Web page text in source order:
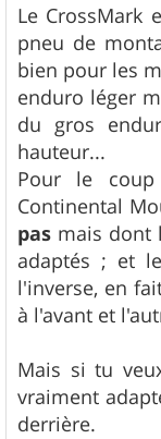
s
s
a
g
e
Le CrossMark
pneu de
bien pour les
enduro léger
du gros
hauteur...
Pour le
Continental
pas mais dont
adaptés ; et
l'inverse, en
à l'avant et
Mais si tu
vraiment
derrière.